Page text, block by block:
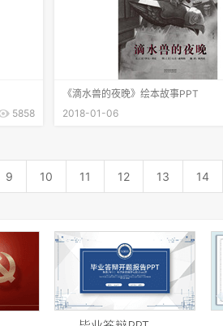
5858
《滴水兽的夜晚》绘本故事PPT
2018-01-06
9 10 11 12 13 14